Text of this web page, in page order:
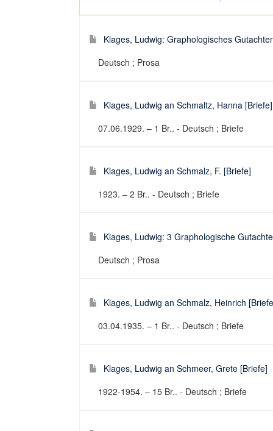
Klages, Ludwig: Graphologisches
Deutsch ; Prosa
Klages, Ludwig an Schmaltz, Hanna [Briefe]
07.06.1929. – 1 Br.. - Deutsch ; Briefe
Klages, Ludwig an Schmalz, F. [Briefe]
1923. – 2 Br.. - Deutsch ; Briefe
Klages, Ludwig: 3 Graphologische
Deutsch ; Prosa
Klages, Ludwig an Schmalz, Heinrich
03.04.1935. – 1 Br.. - Deutsch ; Briefe
Klages, Ludwig an Schmeer, Grete [Briefe]
1922-1954. – 15 Br.. - Deutsch ; Briefe